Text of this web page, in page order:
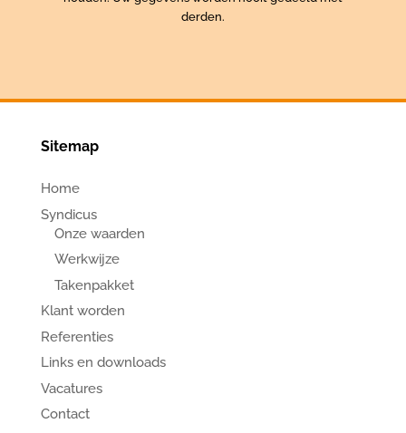
derden.
Sitemap
Home
Syndicus
Onze waarden
Werkwijze
Takenpakket
Klant worden
Referenties
Links en downloads
Vacatures
Contact